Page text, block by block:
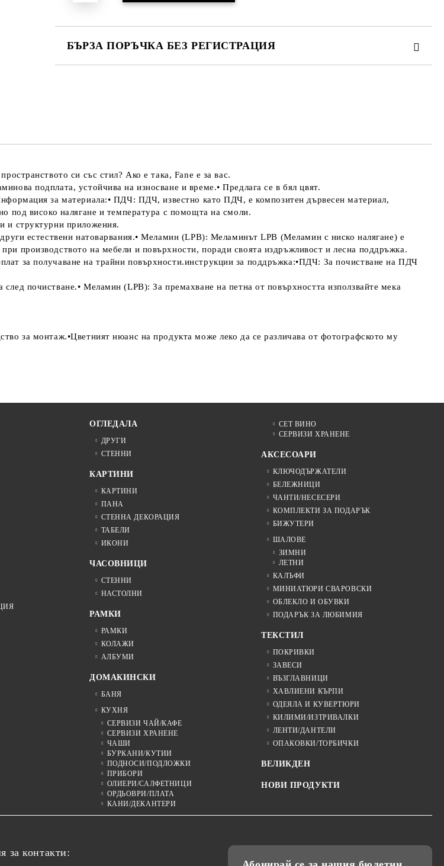
БЪРЗА ПОРЪЧКА БЕЗ РЕГИСТРАЦИЯ
си със стил? Ако е така, Fane е за вас.
подплата, устойчива на износване и време.• Предлага се в бял цвят.
за материала:• ПДЧ: ПДЧ, известно като ПДЧ, е композитен дървесен материал,
под високо налягане и температура с помощта на смоли.
и структурни приложения.
естествени натоварвания.• Меламин (LPB): Меламинът LPB (Меламин с ниско налягане) е
производството на мебели и повърхности, поради своята издръжливост и лесна поддръжка.
за получаване на трайни повърхности.инструкции за поддръжка:•ПДЧ: За почистване на ПДЧ
почистване.• Меламин (LPB): За премахване на петна от повърхността използвайте мека
за монтаж.•Цветният нюанс на продукта може леко да се различава от фотографското му
ОГЛЕДАЛА
ДРУГИ
СТЕННИ
КАРТИНИ
КАРТИНИ
ПАНА
СТЕННА ДЕКОРАЦИЯ
ТАБЕЛИ
ИКОНИ
ЧАСОВНИЦИ
СТЕННИ
НАСТОЛНИ
РАМКИ
РАМКИ
КОЛАЖИ
АЛБУМИ
ДОМАКИНСКИ
БАНЯ
КУХНЯ
СЕРВИЗИ ЧАЙ/КАФЕ
СЕРВИЗИ ХРАНЕНЕ
ЧАШИ
БУРКАНИ/КУТИИ
ПОДНОСИ/ПОДЛОЖКИ
ПРИБОРИ
ОЛИЕРИ/САЛФЕТНИЦИ
ОРДЬОВРИ/ПЛАТА
КАНИ/ДЕКАНТЕРИ
СЕТ ВИНО
СЕРВИЗИ ХРАНЕНЕ
АКСЕСОАРИ
КЛЮЧОДЪРЖАТЕЛИ
БЕЛЕЖНИЦИ
ЧАНТИ/НЕСЕСЕРИ
КОМПЛЕКТИ ЗА ПОДАРЪК
БИЖУТЕРИ
ШАЛОВЕ
ЗИМНИ
ЛЕТНИ
КАЛЪФИ
МИНИАТЮРИ СВАРОВСКИ
ОБЛЕКЛО И ОБУВКИ
ПОДАРЪК ЗА ЛЮБИМИЯ
ТЕКСТИЛ
ПОКРИВКИ
ЗАВЕСИ
ВЪЗГЛАВНИЦИ
ХАВЛИЕНИ КЪРПИ
ОДЕЯЛА И КУВЕРТЮРИ
КИЛИМИ/ИЗТРИВАЛКИ
ЛЕНТИ/ДАНТЕЛИ
ОПАКОВКИ/ТОРБИЧКИ
ВЕЛИКДЕН
НОВИ ПРОДУКТИ
за контакти: